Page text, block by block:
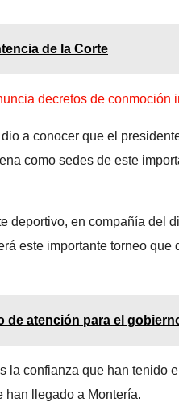
de la Corte
decretos de conmoción
a conocer que el
como sedes de este
deportivo, en compañía del
este importante torneo
de atención para el
la confianza que han tenido
han llegado a Montería.